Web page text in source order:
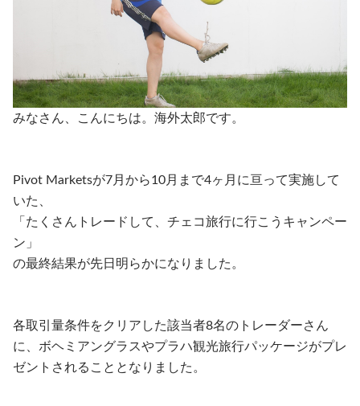
みなさん、こんにちは。海外太郎です。
Pivot Marketsが7月から10月まで4ヶ月に亘って実施して
いた、
「たくさんトレードして、チェコ旅行に行こうキャンペー
ン」
の最終結果が先日明らかになりました。
各取引量条件をクリアした該当者8名のトレーダーさん
に、ボヘミアングラスやプラハ観光旅行パッケージがプレ
ゼントされることとなりました。